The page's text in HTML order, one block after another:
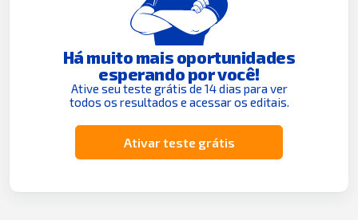
Há muito mais oportunidades
esperando por você!
Ative seu teste grátis de 14 dias para ver
todos os resultados e acessar os editais.
Ativar teste grátis